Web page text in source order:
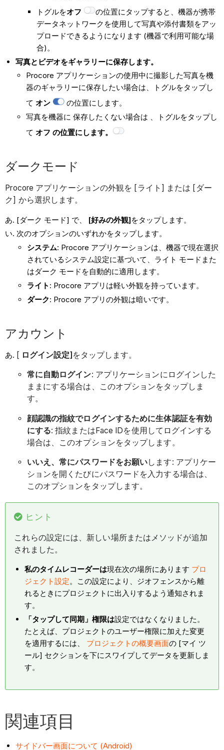
トグルをオフ
の位置にタップすると、機器が携帯
データネットワークを使用して写真や添付書類をアッ
プロードできるようになります (機器で利用可能な場
合)。
写真とビデオをギャラリーに保存します。
Procore アプリケーションの使用中に撮影した写真を機
器のギャラリーに保存したい場合は、トグルをタップし
てオン
の位置にします。
写真を機器に 保存したくない場合は 、トグルをタップし
て オフ の位置にします。
ダークモード
Procore アプリケーションの外観を [ライト] または [ダー
ク] から選択します。
[ダーク モード] で、 [好みの外観]をタップします。
次のオプションのいずれかをタップします。
システム: Procore アプリケーションは、機器で現在選択
されているシステム設定に基づいて、ライト モードまた
はダーク モードを自動的に適用します。
ライト : Procore アプリは軽い外観を持っています。
ダーク: Procore アプリの外観は暗いです。
アカウント
[ ログイン設定]をタップします。
常に自動ログイン: アプリケーションにログインした
ままにする場合は、このオプションをタップしま
す。
顔認識の指紋でログインするために生体認証を有効
にする: 指紋またはFace IDを使用してログインする
場合は、このオプションをタップします。
いいえ、常にパスワードをお願いします: アプリケー
ションを開くたびにパスワードを入力する場合は、
このオプションをタップします。
ヒント
これらの設定には、新しい場所またはメソッドが追加
されました。
私のタイムレコーダーは現在次の場所にあります プロ
ジェクト設定。この設定により、ジオフェンスから離
れるときにプロジェクトに出入りするよう通知されま
す。
「タップして同期」権限は設定ではなくなりました。
たとえば、プロジェクトのユーザー権限に加えた変更
を適用するには、 プロジェクトの概要画面の [マイ ツ
ール] セクションを下にスワイプしてデータを更新しま
す。
関連項目
サイドバー画面について (Android)